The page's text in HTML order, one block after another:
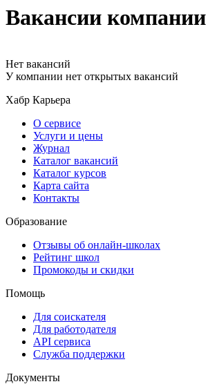
Вакансии
Нет вакансий
У компании нет открытых вакансий
Хабр Карьера
О сервисе
Услуги и цены
Журнал
Каталог вакансий
Каталог курсов
Карта сайта
Контакты
Образование
Отзывы об онлайн-школах
Рейтинг школ
Промокоды и скидки
Помощь
Для соискателя
Для работодателя
API сервиса
Служба поддержки
Документы